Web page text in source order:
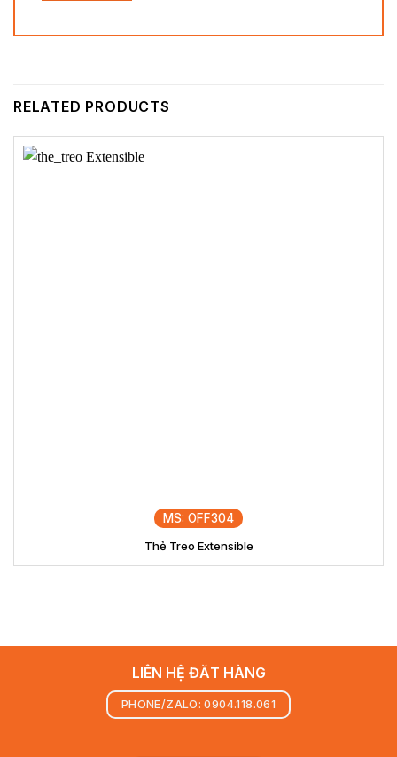
RELATED PRODUCTS
MS: OFF304
Thẻ Treo Extensible
LIÊN HỆ ĐĂT HÀNG
PHONE/ZALO: 0904.118.061